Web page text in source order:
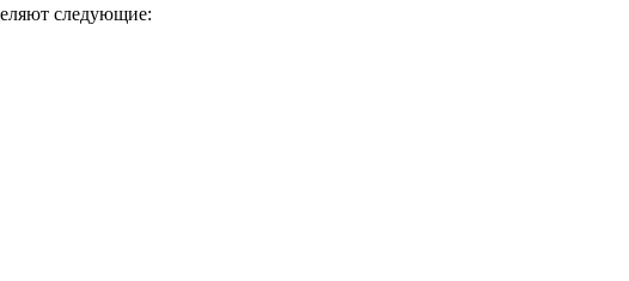
следующие: